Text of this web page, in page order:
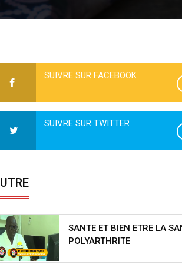
SUIVRE SUR FACEBOOK
SUIVRE SUR TWITTER
SANTE ET BIEN ETRE LA
POLYARTHRITE